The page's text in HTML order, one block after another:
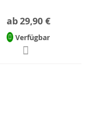
ab29,90 €
Verfügbar